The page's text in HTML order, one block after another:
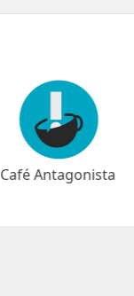
Papo Antagonista